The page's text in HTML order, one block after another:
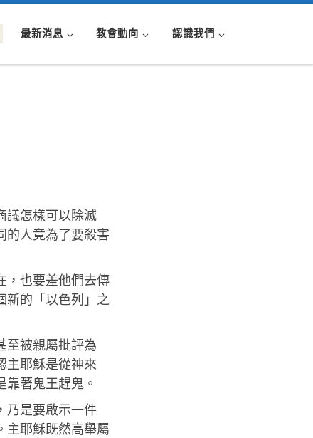
最新消息 教會動向 認識我們
議怎樣可以除滅
的人竟為了要殺害
，也要差他們去傳
新的「以色列」之
至被親屬批評為
主耶穌是從神來
著鬼王趕鬼。
乃是要啟示一件
主耶穌既然高舉屬